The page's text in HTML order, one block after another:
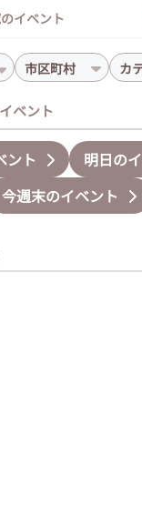
イベント
市区町村 カ
ベント
ント
明日の
今週末のイベント